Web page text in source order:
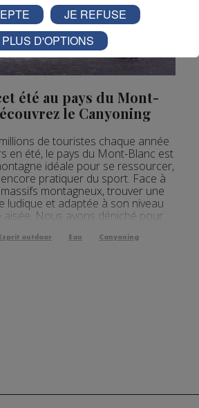
été au pays du Mont-
le Canyoning
de touristes chaque année
en été, le pays du Mont-Blanc est
idéale pour se ressourcer,
pratiquer du sport. Face à
massifs montagneux, trouver une
ludique et adaptée à son niveau
aisée. Nous avons déniché pour
Esprit outdoor Eau Canyoning
JE REFUSE
PLUS D'OPTIONS